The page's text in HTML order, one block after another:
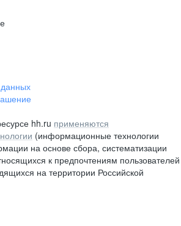
hh.ru применяются
(информационные технологии
на основе сбора, систематизации
к предпочтениям пользователей
на территории Российской